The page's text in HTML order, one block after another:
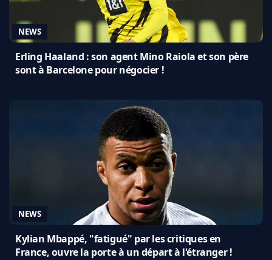
NEWS
Erling Haaland : son agent Mino Raiola et son père
sont à Barcelone pour négocier !
NEWS
Kylian Mbappé, "fatigué" par les critiques en
France, ouvre la porte à un départ à l'étranger !